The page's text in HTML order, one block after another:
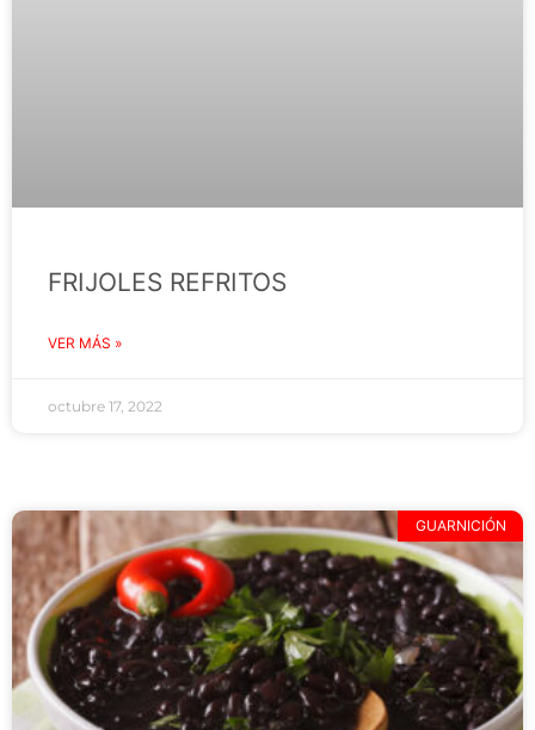
FRIJOLES REFRITOS
VER MÁS »
octubre 17, 2022
GUARNICIÓN